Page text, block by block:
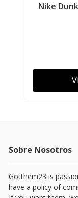
Nike
Sobre Nosotros
Gotthem23 is
have a policy of